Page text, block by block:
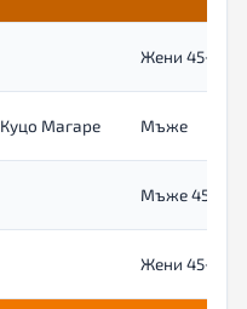
Жени 45+
Куцо Магаре Mъже
Мъже 45+
Жени 45+